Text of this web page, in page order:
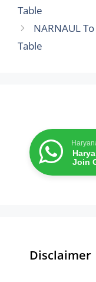
Table
NARNAUL
Table
Join
Disclaimer